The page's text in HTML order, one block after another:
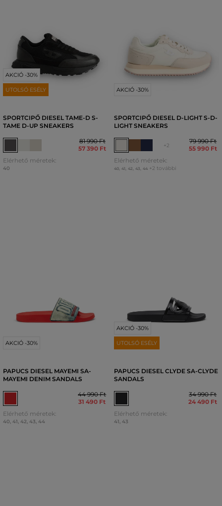
AKCIÓ -30%
UTOLSÓ ESÉLY
SPORTCIPŐ DIESEL TAME-D S-
TAME D-UP SNEAKERS
81 990 Ft
57 390 Ft
Elérhető méretek:
40
AKCIÓ -30%
SPORTCIPŐ DIESEL D-LIGHT S-D-
LIGHT SNEAKERS
+2
79 990 Ft
55 990 Ft
Elérhető méretek:
40, 41 42 43 44 +2 további
AKCIÓ -30%
PAPUCS DIESEL MAYEMI SA-
MAYEMI DENIM SANDALS
44 990 Ft
31 490 Ft
Elérhető méretek:
40, 41, 42, 43, 44
AKCIÓ -30%
UTOLSÓ ESÉLY
PAPUCS DIESEL CLYDE SA-CLYDE
SANDALS
34 990 Ft
24 490 Ft
Elérhető méretek:
41, 43